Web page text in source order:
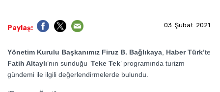
03 Şubat 2021
Paylaş:
Yönetim Kurulu Başkanımız Firuz B. Bağlıkaya Haber Türk’te
Fatih Altaylı’nın sunduğu ‘Teke Tek’ programında turizm
gündemi ile ilgili değerlendirmelerde bulundu.